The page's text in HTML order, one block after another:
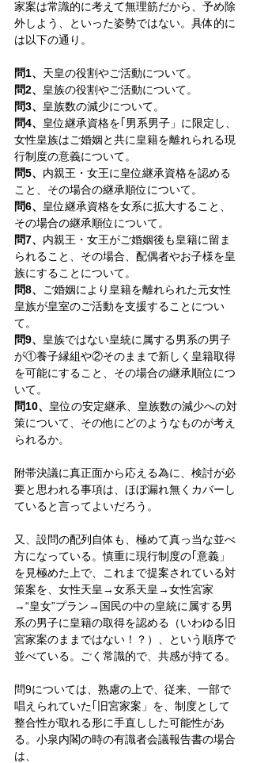
家案は常識的に考えて無理筋だから、予め除
外しよう、といった姿勢ではない。具体的に
は以下の通り。
問1、 天皇の役割やご活動について。
問2、 皇族の役割やご活動について。
問3、 皇族数の減少について。
問4、 皇位継承資格を｢男系男子」に限定し、
女性皇族はご婚姻と共に皇籍を離れられる現
行制度の意義について。
問5、 内親王・女王に皇位継承資格を認める
こと、その場合の継承順位について。
問6、 皇位継承資格を女系に拡大すること、
その場合の継承順位について。
問7、 内親王・女王がご婚姻後も皇籍に留ま
られること、その場合、配偶者やお子様を皇
族にすることについて。
問8、
ご婚姻により皇籍を離れられた元女性
皇族が皇室のご活動を支援することについ
て。
問9、 皇族ではない皇統に属する男系の男子
が①養子縁組や②そのままで新しく皇籍取得
を可能にすること、その場合の継承順位につ
いて。
問10、 皇位の安定継承、皇族数の減少への対
策について、その他にどのようなものが考え
られるか。
附帯決議に真正面から応える為に、検討が必
要と思われる事項は、ほぼ漏れ無くカバーし
ていると言ってよいだろう。
又、設問の配列自体も、極めて真っ当な並べ
方になっている。慎重に現行制度の｢意義」
を見極めた上で、これまで提案されている対
策案を、女性天皇→女系天皇→女性宮家
→“皇女”プラン→国民の中の皇統に属する男
系の男子に皇籍の取得を認める（いわゆる旧
宮家案のままではない！？）、という順序で
並べている。ごく常識的で、共感が持てる。
問9については、熟慮の上で、従来、一部で
唱えられていた｢旧宮家案」を、制度として
整合性が取れる形に手直しした可能性があ
る。小泉内閣の時の有識者会議報告書の場合
は、